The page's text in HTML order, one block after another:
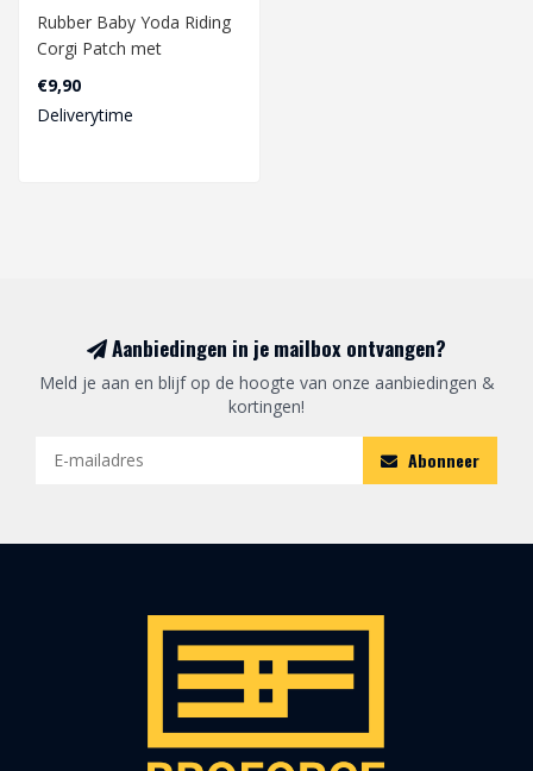
Rubber Baby Yoda Riding
Corgi Patch met
klittenband achterzijde.
Afmetingen 7..
€9,90
Deliverytime
Aanbiedingen in je mailbox ontvangen?
Meld je aan en blijf op de hoogte van onze aanbiedingen &
kortingen!
Abonneer